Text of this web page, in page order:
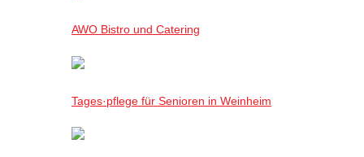
AWO Bistro und Catering
Tages·pflege für Senioren in Weinheim